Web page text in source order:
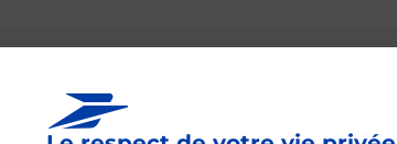
Boîte aux lettres La Poste